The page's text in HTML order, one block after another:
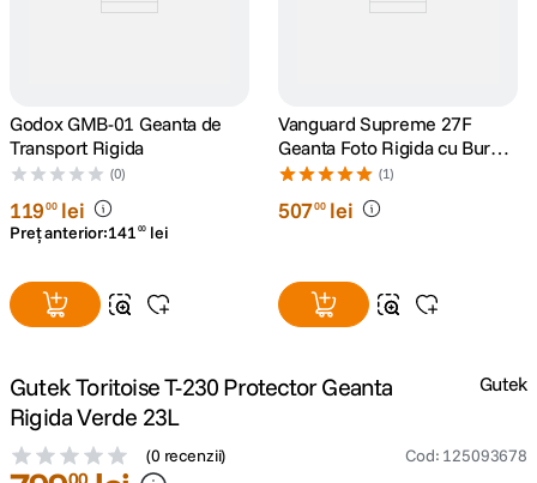
9 . dji mic mini
10 . dji osmo
Godox GMB-01 Geanta de
Transport Rigida
(0)
11900 lei
Preț anterior:141 00 lei
Vanguard Supreme 27F
Geanta Foto Rigida cu Burete
Interior
(1)
50700 lei
Gutek Toritoise T-230 Protector Geanta
Rigida Verde 23L
(0 recenzii) Cod: 125093678
Gutek